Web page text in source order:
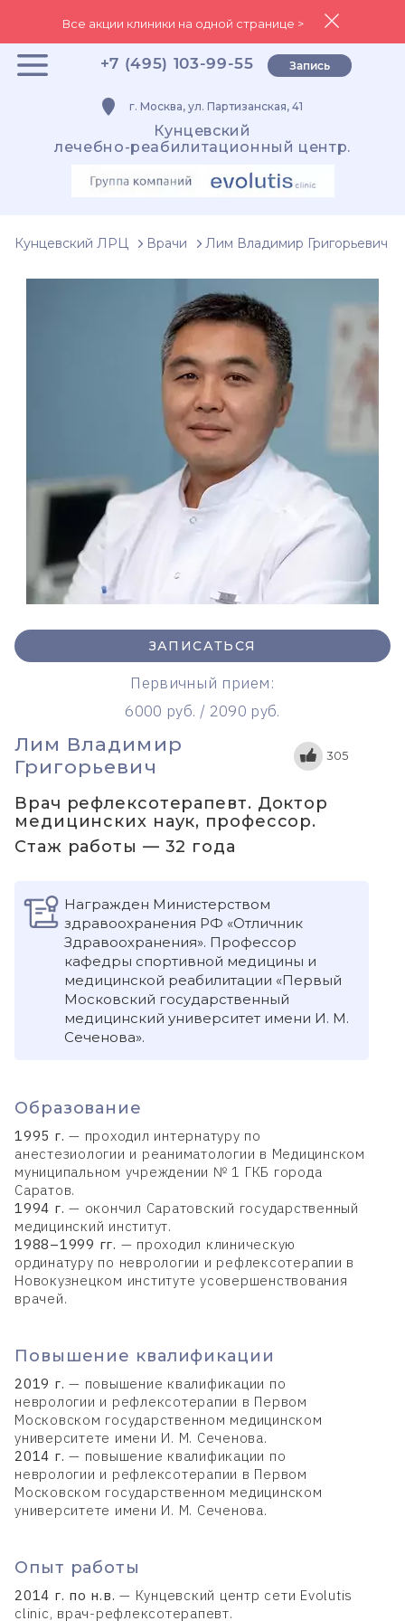
Все акции клиники на одной странице >
+7 (495) 103-99-55 Запись
г. Москва, ул. Партизанская, 41
Кунцевский
лечебно-реабилитационный центр.
Кунцевский ЛРЦ Врачи Лим Владимир Григорьевич
ЗАПИСАТЬСЯ
Первичный прием:
6000 руб. / 2090 руб.
Лим Владимир
Григорьевич
305
Врач рефлексотерапевт. Доктор
медицинских наук, профессор.
Стаж работы — 32 года
Награжден Министерством
здравоохранения РФ «Отличник
Здравоохранения». Профессор
кафедры спортивной медицины и
медицинской реабилитации «Первый
Московский государственный
медицинский университет имени И. М.
Сеченова».
Образование
1995 г. — проходил интернатуру по
анестезиологии и реаниматологии в Медицинском
муниципальном учреждении № 1 ГКБ города
Саратов.
1994 г. — окончил Саратовский государственный
медицинский институт.
1988–1999 гг. — проходил клиническую
ординатуру по неврологии и рефлексотерапии в
Новокузнецком институте усовершенствования
врачей.
Повышение квалификации
2019 г. — повышение квалификации по
неврологии и рефлексотерапии в Первом
Московском государственном медицинском
университете имени И. М. Сеченова.
2014 г. — повышение квалификации по
неврологии и рефлексотерапии в Первом
Московском государственном медицинском
университете имени И. М. Сеченова.
Опыт работы
2014 г. по н.в. — Кунцевский центр сети Evolutis
clinic, врач-рефлексотерапевт.